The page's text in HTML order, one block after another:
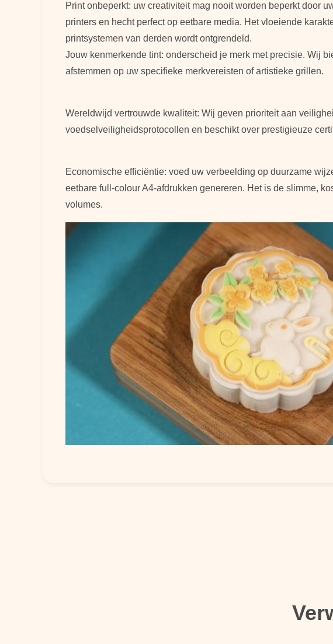
Print onbeperkt: uw creativiteit mag nooit worden beperkt door
printers en hecht perfect op eetbare media. Het vloeiende
printsystemen van derden wordt ontgrendeld.
Jouw kenmerkende tint: onderscheid je merk met precisie. Wij
afstemmen op uw specifieke merkvereisten of artistieke grillen.
Wereldwijd vertrouwde kwaliteit: Wij geven prioriteit aan
voedselveiligheidsprotocollen en beschikt over prestigieuze
Economische efficiëntie: voed uw verbeelding op duurzame
eetbare full-colour A4-afdrukken genereren. Het is de slimme,
volumes.